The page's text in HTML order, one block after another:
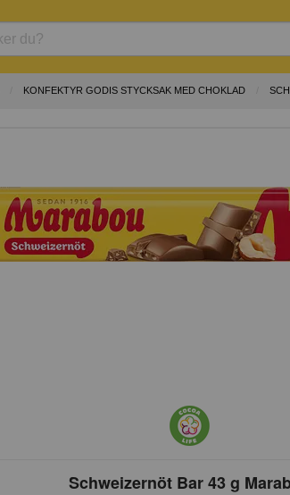
KONFEKTYR GODIS STYCKSAK MED CHOKLAD
Schweizernöt Bar 43 g